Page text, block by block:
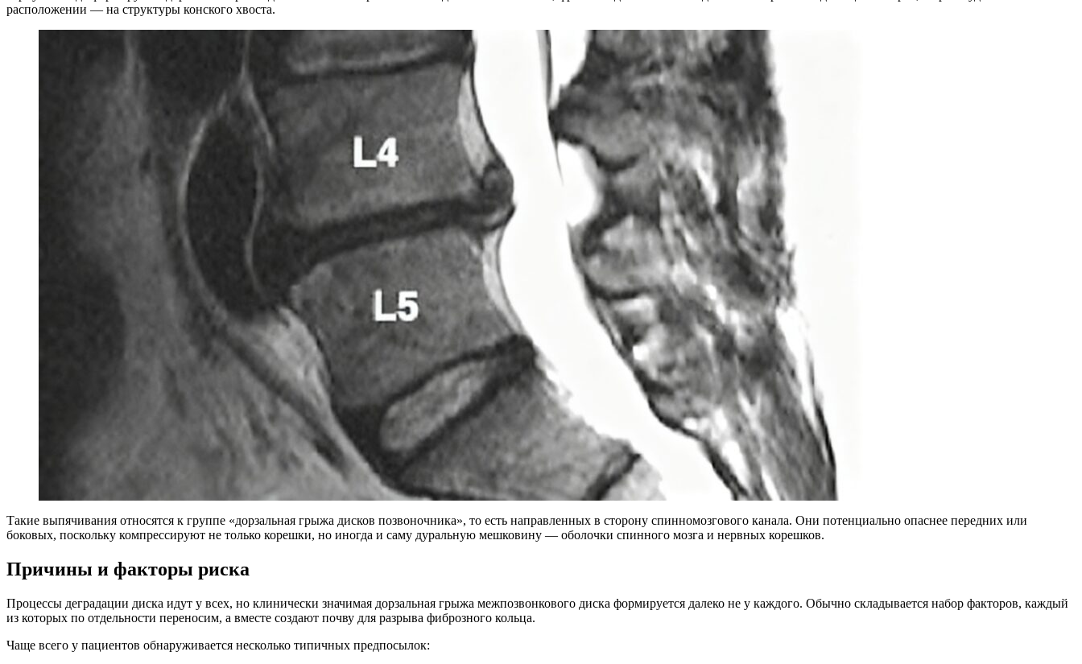
расположении — на структуры конского хвоста.
Такие выпячивания относятся к группе «дорзальная грыжа дисков позвоночника», то есть направленных в сторону спинномозгового канала. Они потенциально опаснее передних или
боковых, поскольку компрессируют не только корешки, но иногда и саму дуральную мешковину — оболочки спинного мозга и нервных корешков.
Причины и факторы риска
Процессы деградации диска идут у всех, но клинически значимая дорзальная грыжа межпозвонкового диска формируется далеко не у каждого. Обычно складывается набор факторов, каждый
из которых по отдельности переносим, а вместе создают почву для разрыва фиброзного кольца.
Чаще всего у пациентов обнаруживается несколько типичных предпосылок: